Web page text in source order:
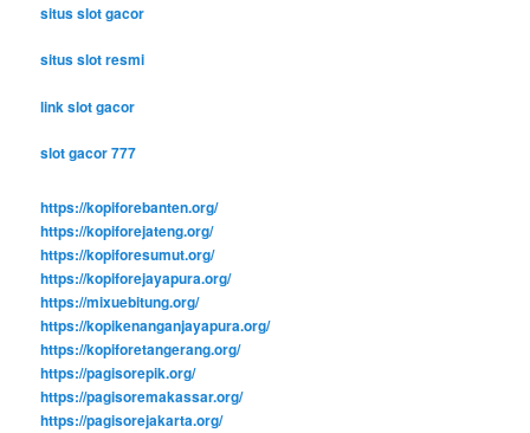
situs slot gacor
situs slot resmi
link slot gacor
slot gacor 777
https://kopiforebanten.org/
https://kopiforejateng.org/
https://kopiforesumut.org/
https://kopiforejayapura.org/
https://mixuebitung.org/
https://kopikenanganjayapura.org/
https://kopiforetangerang.org/
https://pagisorepik.org/
https://pagisoremakassar.org/
https://pagisorejakarta.org/